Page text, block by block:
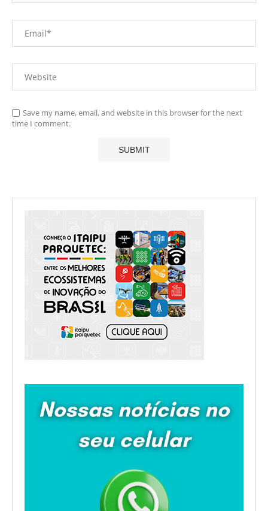
Save my name, email, and website in this browser for the next
time I comment.